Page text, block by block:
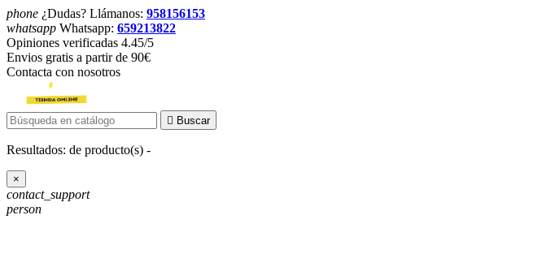
phone ¿Dudas? Llámanos: 958156153
whatsapp Whatsapp: 659213822
Opiniones verificadas 4.45/5
Envios gratis a partir de 90€
Contacta con nosotros
 Buscar
Resultados: de producto(s) -
×
contact_support
person